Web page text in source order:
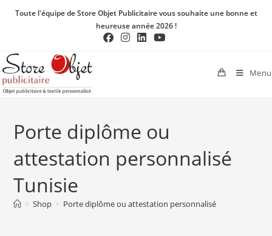
Toute l'équipe de Store Objet Publicitaire vous souhaite une bonne et
heureuse année 2026 !
Menu
Porte diplôme ou
attestation personnalisé
Tunisie
> Shop > Porte diplôme ou attestation personnalisé